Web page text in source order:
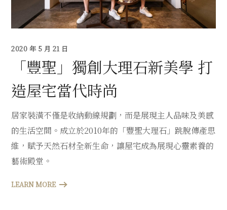
2020 年 5 月 21 日
「豐聖」獨創大理石新美學 打
造屋宅當代時尚
居家裝潢不僅是收納動線規劃，而是展現主人品味及美感
的生活空間。成立於2010年的「豐聖大理石」跳脫傳產思
維，賦予天然石材全新生命，讓屋宅成為展現心靈素養的
藝術殿堂。
LEARN MORE